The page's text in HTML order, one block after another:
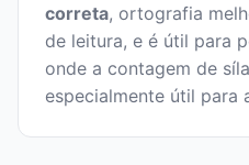
correta, ortografia
de leitura, e é útil para
onde a contagem de
especialmente útil para